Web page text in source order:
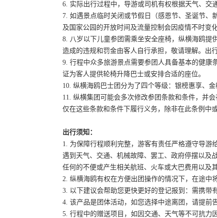
6. 实际出行过程中，导游或司机有权根据天气、
7. 如遇景点临时关闭或节假日（感恩节、圣诞节
及国家公园的开放时间及流量控制会因疫情不时变
8. 八岁以下儿童参团需乘坐安全座椅，纵横海鸥提
造成的违规和罚金由客人自行承担，敬请理解。出
9. 行程中众多旅游景点需要参团人具备基本的健
证为客人提供轮椅升降巴士或安排合适的座位。
10. 纵横海鸥巴士团分为了四个等级：银榜惠享、
11. 纵横集团可能会多次修改参团条款和条件，并
仅在这些条款和条件下履行义务，除非在此条例中
出行须知：
1. 为保障行程顺利完整，游客有责任严格遵守导
遇到天气、交通、机械故障、罢工、政府停摆以及
任何的不便或产生相关航班、火车或大巴费用以及
2. 纵横海鸥有权在方便出团操作的情况下，在途
3. 以下建议会帮助您更快更好的登记报到：需携
4. 该产品是团体活动，如您选择中途离团，请提
5. 行程中的赠送项目，如因交通、天气等不可抗